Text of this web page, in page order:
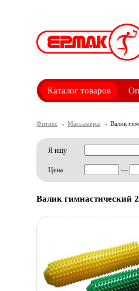
Каталог товаров
Фитнес → Массажеры → Валик
Я ищу
Цена —
Валик гимнастический